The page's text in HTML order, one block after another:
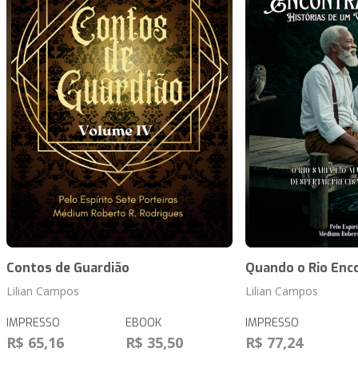
Contos de Guardião
Lilian Campos
IMPRESSO
R$ 65,16
EBOOK
R$ 35,50
Quando o Rio
Lilian Campos
IMPRESSO
R$ 77,24